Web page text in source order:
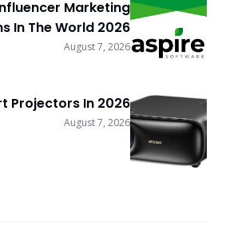
Marketing
In The World 2026
August 7, 2026
Projectors In 2026
August 7, 2026